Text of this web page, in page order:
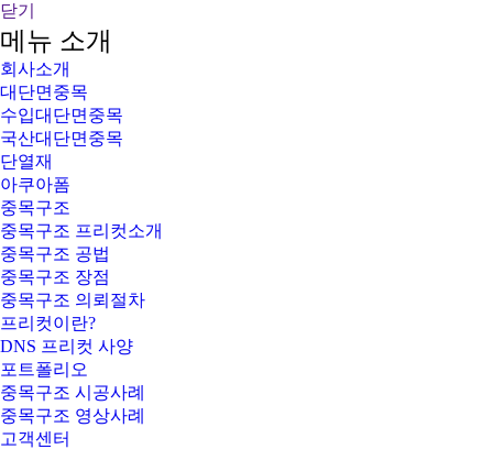
닫기
메뉴 소개
회사소개
대단면중목
수입대단면중목
국산대단면중목
단열재
아쿠아폼
중목구조
중목구조 프리컷소개
중목구조 공법
중목구조 장점
중목구조 의뢰절차
프리컷이란?
DNS 프리컷 사양
포트폴리오
중목구조 시공사례
중목구조 영상사례
고객센터